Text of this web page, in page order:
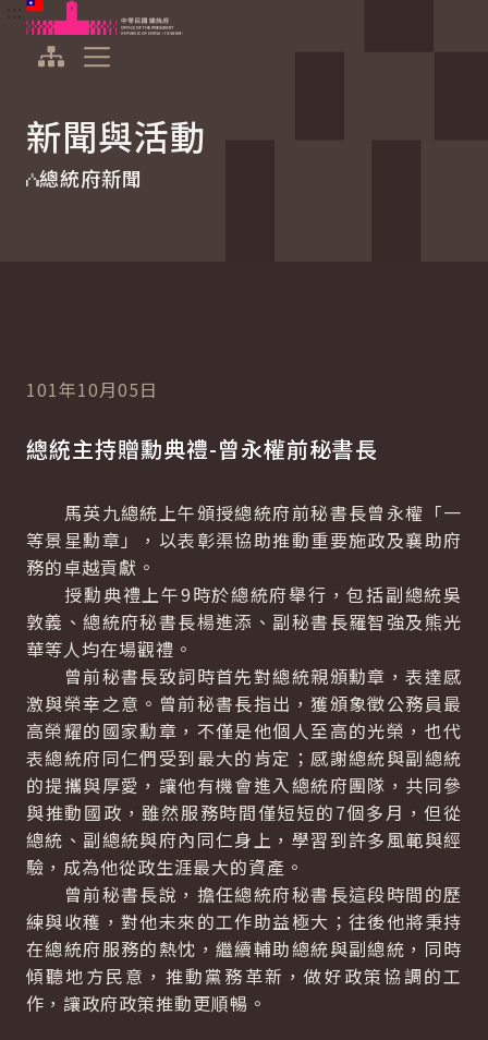
跳到主要內容
中華民國總統府
新聞與活動
總統府新聞
101年10月05日
總統主持贈勳典禮-曾永權前秘書長
馬英九總統上午頒授總統府前秘書長曾永權「一
等景星勳章」，以表彰渠協助推動重要施政及襄助府
務的卓越貢獻。
授勳典禮上午9時於總統府舉行，包括副總統吳
敦義、總統府秘書長楊進添、副秘書長羅智強及熊光
華等人均在場觀禮。
曾前秘書長致詞時首先對總統親頒勳章，表達感
激與榮幸之意。曾前秘書長指出，獲頒象徵公務員最
高榮耀的國家勳章，不僅是他個人至高的光榮，也代
表總統府同仁們受到最大的肯定；感謝總統與副總統
的提攜與厚愛，讓他有機會進入總統府團隊，共同參
與推動國政，雖然服務時間僅短短的7個多月，但從
總統、副總統與府內同仁身上，學習到許多風範與經
驗，成為他從政生涯最大的資產。
曾前秘書長說，擔任總統府秘書長這段時間的歷
練與收穫，對他未來的工作助益極大；往後他將秉持
在總統府服務的熱忱，繼續輔助總統與副總統，同時
傾聽地方民意，推動黨務革新，做好政策協調的工
作，讓政府政策推動更順暢。